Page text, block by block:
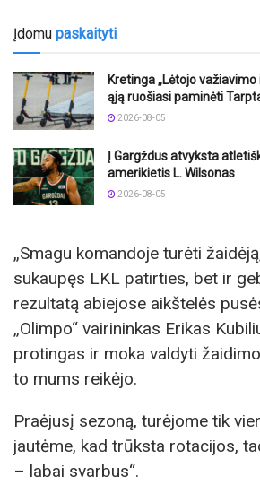
Įdomu paskaityti
Kretinga „Lėtojo
ąją ruošiasi paminėti
2026-08-05
Į Gargždus atvyksta
amerikietis L. Wilsonas
2026-08-05
„Smagu komandoje turėti
sukaupęs LKL patirties, bet ir
rezultatą abiejose aikštelės
„Olimpo“ vairininkas Erikas
protingas ir moka valdyti
to mums reikėjo.
Praėjusį sezoną, turėjome tik
jautėme, kad trūksta rotacijos,
– labai svarbus“.